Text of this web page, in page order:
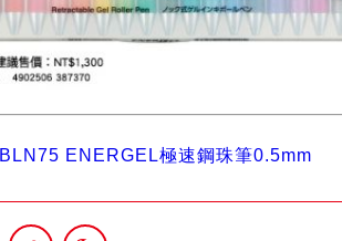
BLN75 ENERGEL極速鋼珠筆0.5mm